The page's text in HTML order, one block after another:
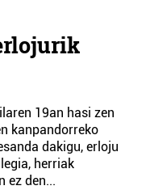
19an hasi zen
kanpandorreko
dakigu, erloju
herriak
ez den...